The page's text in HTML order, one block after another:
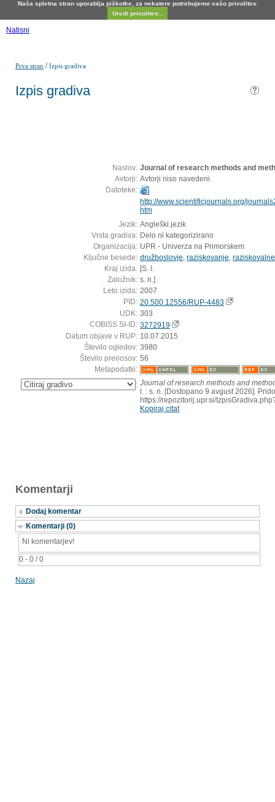
Naša spletna stran uporablja piškotke, za nekatere potrebujemo vašo privolitev.
Uredi privolitev...
Natisni
Prva stran /Izpis gradiva
Izpis gradiva
Naslov: Journal of research methods and
Avtorji: Avtorji niso navedeni.
Datoteke:
http://www.scientificjournals.org/
htm
Jezik: Angleški jezik
Vrsta gradiva: Delo ni kategorizirano
Organizacija: UPR - Univerza na Primorskem
Ključne besede: družboslovje raziskovanje
Kraj izida: [S. l.
Založnik: s. n.]
Leto izida: 2007
PID: 20.500.12556/RUP-4483
UDK: 303
COBISS.SI-ID: 3272919
Datum objave v RUP: 10.07.2015
Število ogledov: 3980
Število prenosov: 56
Metapodatki:
: Journal of research methods and
l. : s. n. [Dostopano 9 avgust 2026].
https://repozitorij.upr.si/
Kopiraj citat
Komentarji
Dodaj komentar
Komentarji (0)
0 - 0 / 0
Ni komentarjev!
Nazaj